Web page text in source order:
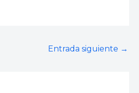
Entrada siguiente →